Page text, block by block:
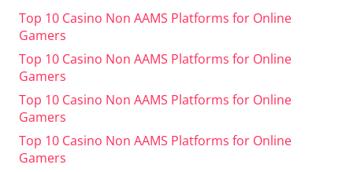
Top 10 Casino Non AAMS Platforms for Online
Gamers
Top 10 Casino Non AAMS Platforms for Online
Gamers
Top 10 Casino Non AAMS Platforms for Online
Gamers
Top 10 Casino Non AAMS Platforms for Online
Gamers